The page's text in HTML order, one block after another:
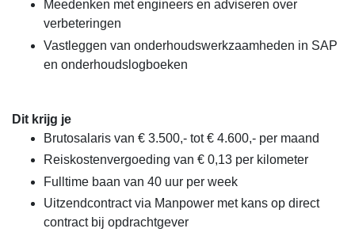
Meedenken met engineers en adviseren over
verbeteringen
Vastleggen van onderhoudswerkzaamheden in SAP
en onderhoudslogboeken
Dit krijg je
Brutosalaris van € 3.500,- tot € 4.600,- per maand
Reiskostenvergoeding van € 0,13 per kilometer
Fulltime baan van 40 uur per week
Uitzendcontract via Manpower met kans op direct
contract bij opdrachtgever